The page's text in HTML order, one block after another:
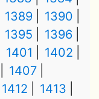
1389
1390
1395
1396
1401
1402
1407
1412
1413